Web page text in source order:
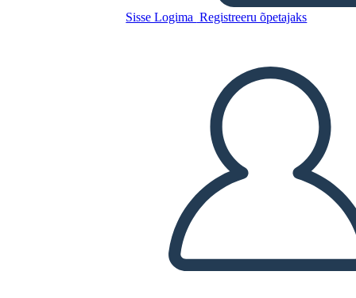
Sisse Logima Registreeru õpetajaks
ESITA SLAIDIESITLUST
LOE MULLE